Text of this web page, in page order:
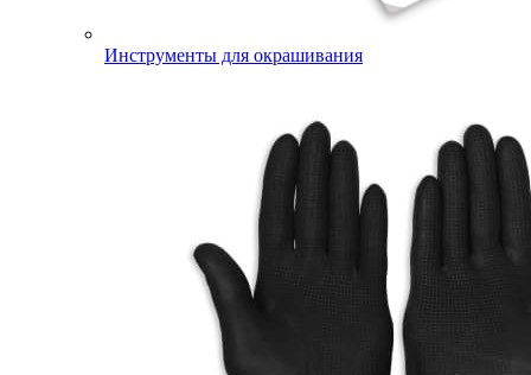
Инструменты для окрашивания